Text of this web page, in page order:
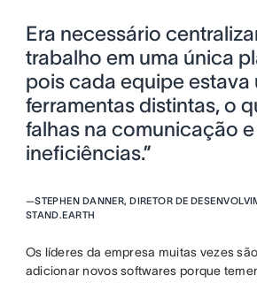
Era necessário
trabalho em uma única
pois cada equipe estava
ferramentas distintas, o
falhas na comunicação e
ineficiências.”
—STEPHEN DANNER, DIRETOR DE
STAND.EARTH
Os líderes da empresa muitas vezes
adicionar novos softwares porque